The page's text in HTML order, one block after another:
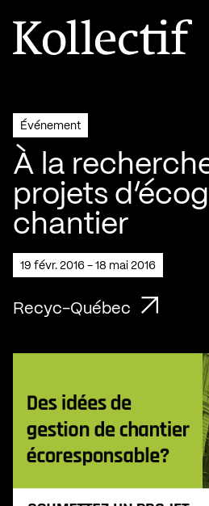
Aller à la page d'accueil
Logo Kollectif
Événement
À la
projets
chantier
19 févr. 2016 - 18 mai 2016
Recyc-Québec